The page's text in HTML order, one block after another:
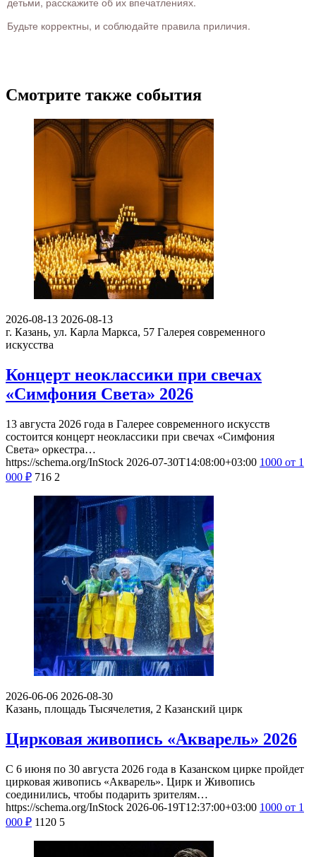
Будьте корректны, и соблюдайте правила приличия.
Смотрите также события
2026-08-13 2026-08-13
г. Казань, ул. Карла Маркса, 57 Галерея современного
искусства
Концерт неоклассики при свечах
«Симфония Света» 2026
13 августа 2026 года в Галерее современного искусств
состоится концерт неоклассики при свечах «Симфония
Света» оркестра…
https://schema.org/InStock 2026-07-30T14:08:00+03:00 1000 от 1
000 ₽ 716 2
2026-06-06 2026-08-30
Казань, площадь Тысячелетия, 2 Казанский цирк
Цирковая живопись «Акварель» 2026
С 6 июня по 30 августа 2026 года в Казанском цирке пройдет
цирковая живопись «Акварель». Цирк и Живопись
соединились, чтобы подарить зрителям…
https://schema.org/InStock 2026-06-19T12:37:00+03:00 1000 от 1
000 ₽ 1120 5